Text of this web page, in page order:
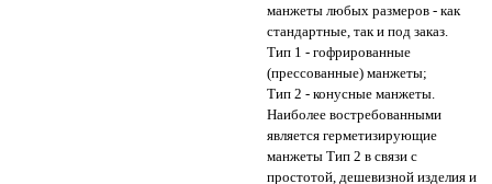
манжеты любых размеров - как
стандартные, так и под заказ.
Тип 1 - гофрированные
(прессованные) манжеты;
Тип 2 - конусные манжеты.
Наиболее востребованными
является герметизирующие
манжеты Тип 2 в связи с
простотой, дешевизной изделия и